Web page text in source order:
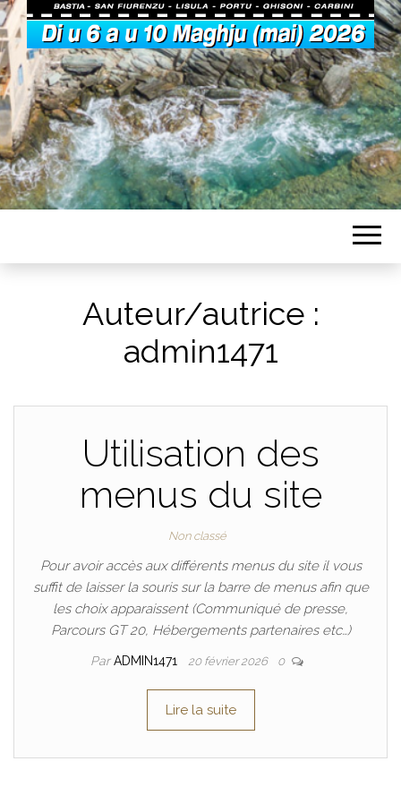
Auteur/autrice :
admin1471
Utilisation des
menus du site
Non classé
Pour avoir accès aux différents menus du site il vous
suffit de laisser la souris sur la barre de menus afin que
les choix apparaissent (Communiqué de presse,
Parcours GT 20, Hébergements partenaires etc…)
ParADMIN1471 20 février 2026 0
Lire la suite